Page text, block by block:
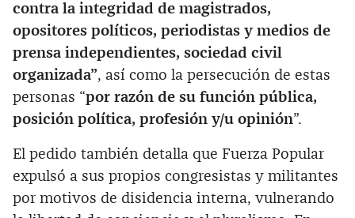
contra la integridad de magistrados,
opositores políticos, periodistas y medios de
prensa independientes, sociedad civil
organizada”, así como la persecución de estas
personas “por razón de su función pública,
posición política, profesión y/u opinión”.
El pedido también detalla que Fuerza Popular
expulsó a sus propios congresistas y militantes
por motivos de disidencia interna, vulnerando